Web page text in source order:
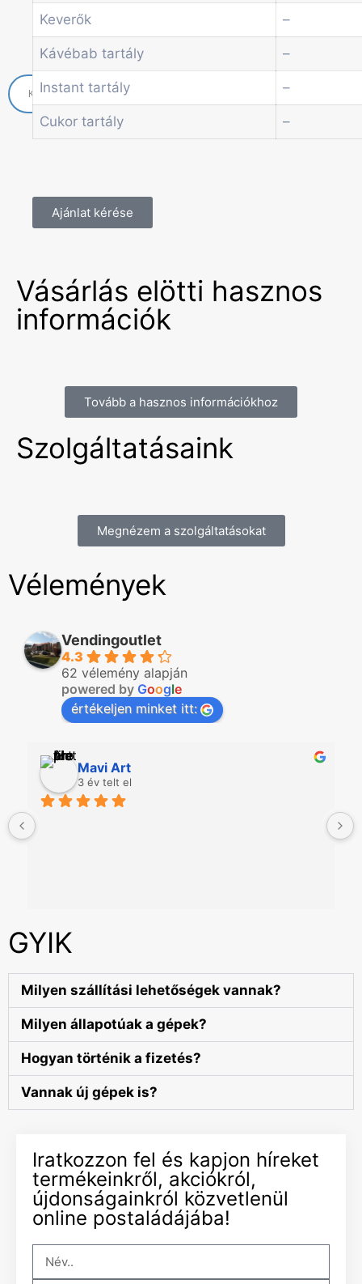
Információk
Kapcsolat
Keverők –
Kávébab tartály –
Instant tartály –
Cukor tartály –
Ajánlat kérése
Vásárlás elötti hasznos
információk
Tovább a hasznos információkhoz
Szolgáltatásaink
Megnézem a szolgáltatásokat
Vélemények
Vendingoutlet
4.3
62 vélemény alapján
powered by Google
értékeljen minket itt:
Mavi Art
3 év telt el
GYIK
Milyen szállítási lehetőségek vannak?
Milyen állapotúak a gépek?
Hogyan történik a fizetés?
Vannak új gépek is?
Iratkozzon fel és kapjon híreket
termékeinkről, akciókról,
újdonságainkról közvetlenül
online postaládájába!